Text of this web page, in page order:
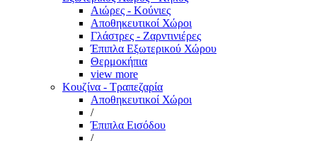
Αιώρες - Κούνιες
Αποθηκευτικοί Χώροι
Γλάστρες - Ζαρντινιέρες
Έπιπλα Εξωτερικού Χώρου
Θερμοκήπια
view more
Κουζίνα - Τραπεζαρία
Αποθηκευτικοί Χώροι
/
Έπιπλα Εισόδου
/